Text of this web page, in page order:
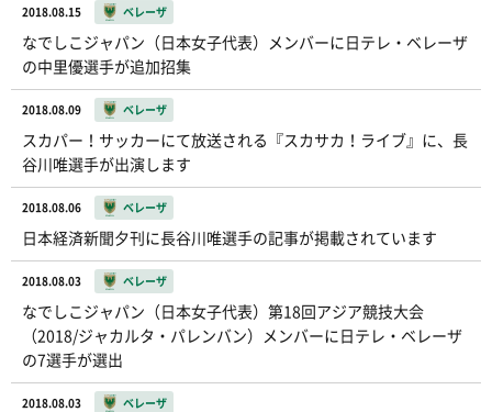
2018.08.15 ベレーザ
なでしこジャパン（日本女子代表）メンバーに日テレ・ベレーザ
の中里優選手が追加招集
2018.08.09 ベレーザ
スカパー！サッカーにて放送される『スカサカ！ライブ』に、長
谷川唯選手が出演します
2018.08.06 ベレーザ
日本経済新聞夕刊に長谷川唯選手の記事が掲載されています
2018.08.03 ベレーザ
なでしこジャパン（日本女子代表）第18回アジア競技大会
（2018/ジャカルタ・パレンバン）メンバーに日テレ・ベレーザ
の7選手が選出
2018.08.03 ベレーザ